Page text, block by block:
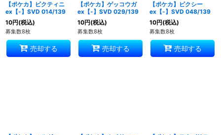
【ポケカ】ビクティニ
ex【-】SVD 014/139
10円(税込)
募集数8枚
売却する
【ポケカ】ゲッコウガ
ex【-】SVD 029/139
10円(税込)
募集数8枚
売却する
【ポケカ】ピクシー
ex【-】SVD 048/139
10円(税込)
募集数8枚
売却する